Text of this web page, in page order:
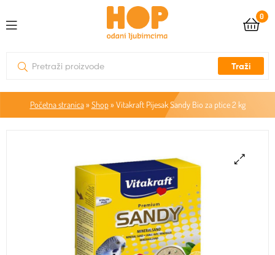
0
Traži
Početna stranica» Shop» Vitakraft Pijesak Sandy Bio za ptice 2 kg